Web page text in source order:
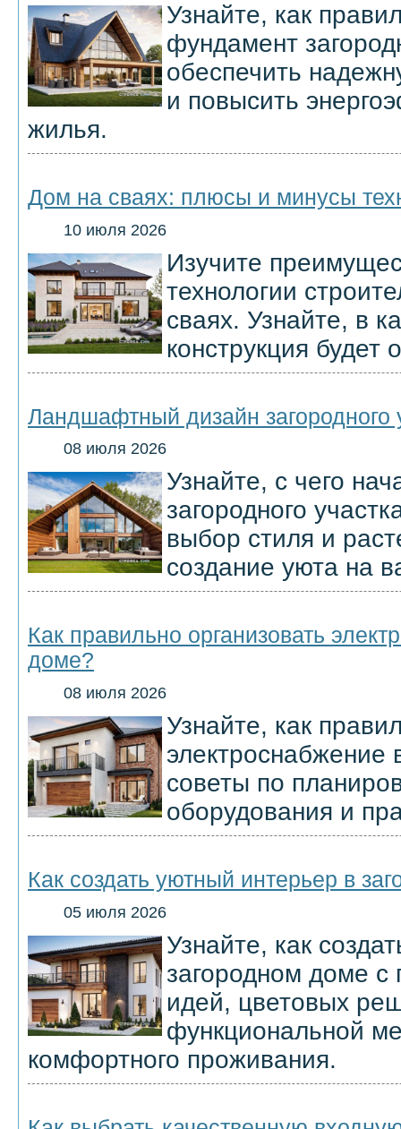
Узнайте, как
фундамент
обеспечить
и повысить
жилья.
Дом на сваях: плюсы и минусы
10 июля 2026
Изучите
технологии
сваях. Узнайте, в
конструкция будет
Ландшафтный дизайн загородного
08 июля 2026
Узнайте, с чего
загородного
выбор стиля и
создание уюта на
Как правильно организовать
доме?
08 июля 2026
Узнайте, как
электроснабжение
советы по
оборудования и
Как создать уютный интерьер в
05 июля 2026
Узнайте, как
загородном доме
идей, цветовых
функциональной
комфортного проживания.